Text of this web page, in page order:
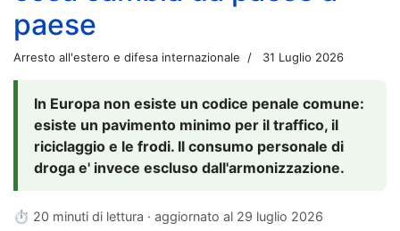
paese
Arresto all'estero e difesa internazionale 31 Luglio 2026
In Europa non esiste un codice penale comune:
esiste un pavimento minimo per il traffico, il
riciclaggio e le frodi. Il consumo personale di
droga e' invece escluso dall'armonizzazione.
⏱ 20 minuti di lettura · aggiornato al 29 luglio 2026